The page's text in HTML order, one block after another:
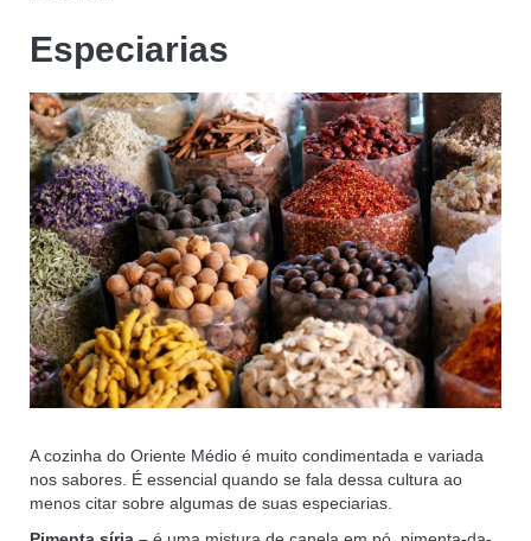
Especiarias
A cozinha do Oriente Médio é muito condimentada e variada
nos sabores. É essencial quando se fala dessa cultura ao
menos citar sobre algumas de suas especiarias.